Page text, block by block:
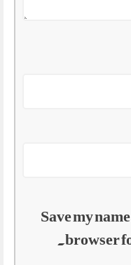
Save my
browser